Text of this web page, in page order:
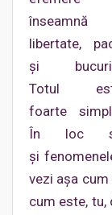
înseamnă
libertate,
şi
Totul
foarte
În loc
și
vezi aşa
cum este, tu,